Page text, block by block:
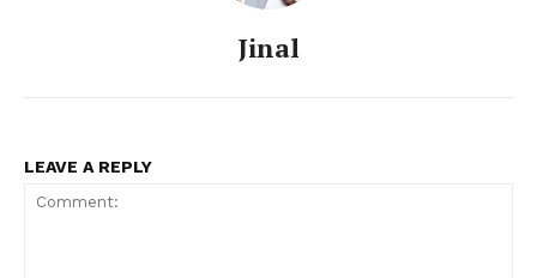
Jinal
LEAVE A REPLY